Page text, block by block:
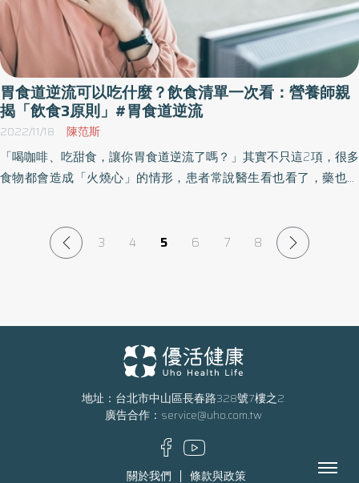
胃食道逆流可以吃什麼？飲食清單一次看：營養師親
揭「飲食3原則」#胃食道逆流
2022/11/18 陳范斯
「喝咖啡、吃甜食，讓你胃食道逆流了嗎？」其實不只這2項，很多
食物都會造成「火燒心」的情形，患者常說醫生看也看了，藥也吃
3
4 5 6 7 8
地址：台北市中山區長春路328號7樓之2
廣告合作： service@uho.com.tw
關於我們 條款與政策 Menu